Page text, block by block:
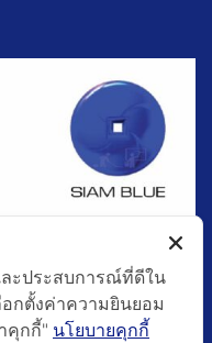
ละประสบการณ์ที่ดีใน
กตั้งค่าความยินยอม
คุกกี้" นโยบายคุกกี้